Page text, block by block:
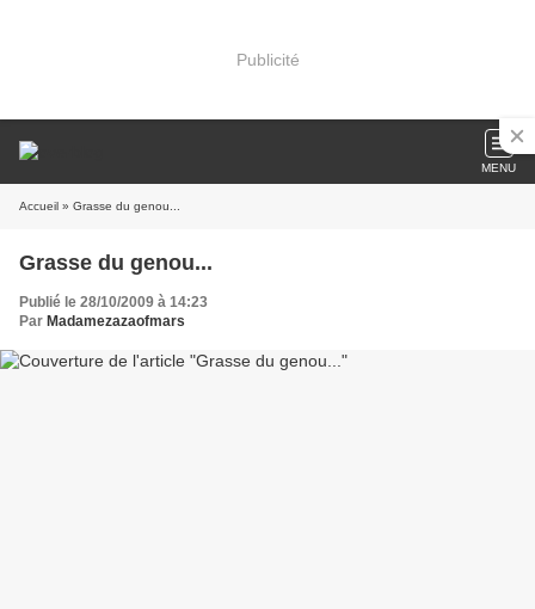
Publicité
MENU
Accueil » Grasse du genou...
Grasse du genou...
Publié le 28/10/2009 à 14:23
Par Madamezazaofmars